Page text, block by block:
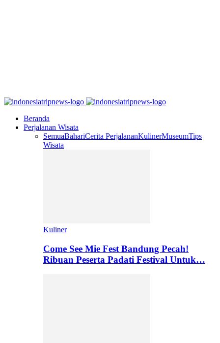
Beranda
Perjalanan Wisata
SemuaBahariCerita PerjalananKulinerMuseumTips
Wisata
Kuliner
Come See Mie Fest Bandung Pecah!
Ribuan Peserta Padati Festival Untuk…